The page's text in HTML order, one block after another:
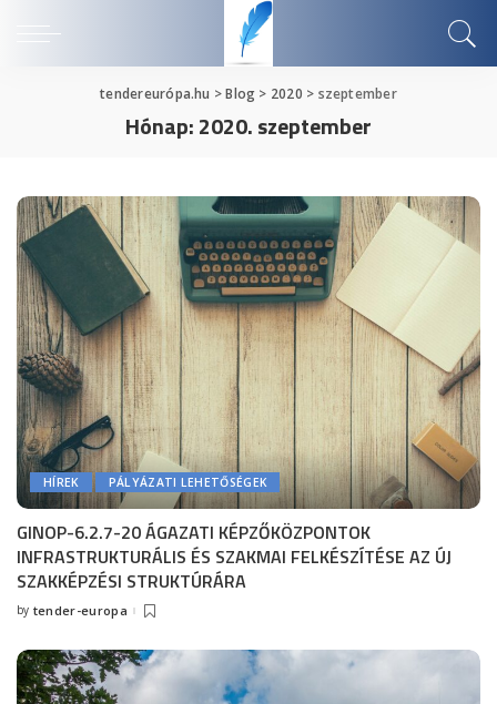
tendereurópa.hu >Blog > 2020 > szeptember
Hónap:2020. szeptember
HÍREK PÁLYÁZATI LEHETŐSÉGEK
GINOP-6.2.7-20 ÁGAZATI KÉPZŐKÖZPONTOK
INFRASTRUKTURÁLIS ÉS SZAKMAI FELKÉSZÍTÉSE AZ ÚJ
SZAKKÉPZÉSI STRUKTÚRÁRA
Posted
by tender-europa